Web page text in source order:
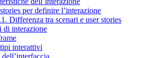
per definire l’interazione
Differenza tra scenari e user stories
di interazione
interattivi